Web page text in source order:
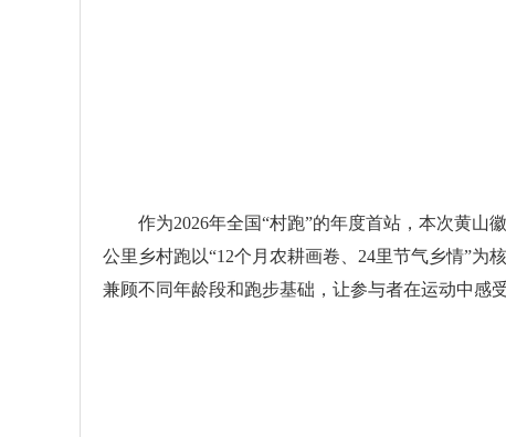
作为2026年全国“村跑”的年度首站，本次黄山徽
公里乡村跑以“12个月农耕画卷、24里节气乡情”为
兼顾不同年龄段和跑步基础，让参与者在运动中感